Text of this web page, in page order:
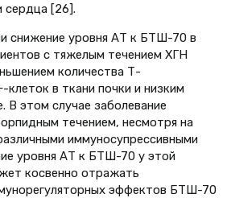
сердца [26].
снижение уровня АТ к БТШ-70 в
с тяжелым течением ХГН
количества Т-
клеток в ткани почки и низким
В этом случае заболевание
течением, несмотря на
иммуносупрессивными
уровня АТ к БТШ-70 у этой
косвенно отражать
эффектов БТШ-70